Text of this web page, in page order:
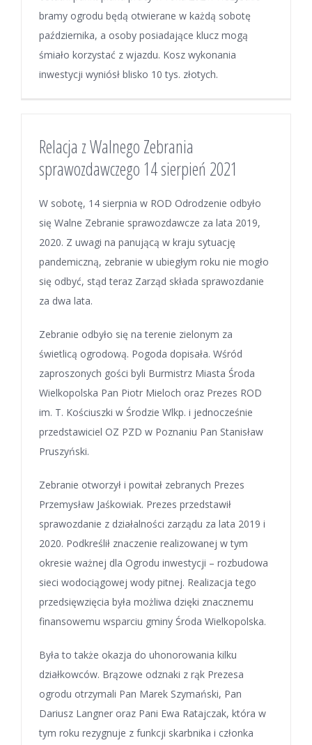
bramy ogrodu będą otwierane w każdą sobotę
października, a osoby posiadające klucz mogą
śmiało korzystać z wjazdu. Kosz wykonania
inwestycji wyniósł blisko 10 tys. złotych.
Relacja z Walnego Zebrania
sprawozdawczego 14 sierpień 2021
W sobotę, 14 sierpnia w ROD Odrodzenie odbyło
się Walne Zebranie sprawozdawcze za lata 2019,
2020. Z uwagi na panującą w kraju sytuację
pandemiczną, zebranie w ubiegłym roku nie mogło
się odbyć, stąd teraz Zarząd składa sprawozdanie
za dwa lata.
Zebranie odbyło się na terenie zielonym za
świetlicą ogrodową. Pogoda dopisała. Wśród
zaproszonych gości byli Burmistrz Miasta Środa
Wielkopolska Pan Piotr Mieloch oraz Prezes ROD
im. T. Kościuszki w Środzie Wlkp. i jednocześnie
przedstawiciel OZ PZD w Poznaniu Pan Stanisław
Pruszyński.
Zebranie otworzył i powitał zebranych Prezes
Przemysław Jaśkowiak. Prezes przedstawił
sprawozdanie z działalności zarządu za lata 2019 i
2020. Podkreślił znaczenie realizowanej w tym
okresie ważnej dla Ogrodu inwestycji – rozbudowa
sieci wodociągowej wody pitnej. Realizacja tego
przedsięwzięcia była możliwa dzięki znacznemu
finansowemu wsparciu gminy Środa Wielkopolska.
Była to także okazja do uhonorowania kilku
działkowców. Brązowe odznaki z rąk Prezesa
ogrodu otrzymali Pan Marek Szymański, Pan
Dariusz Langner oraz Pani Ewa Ratajczak, która w
tym roku rezygnuje z funkcji skarbnika i członka